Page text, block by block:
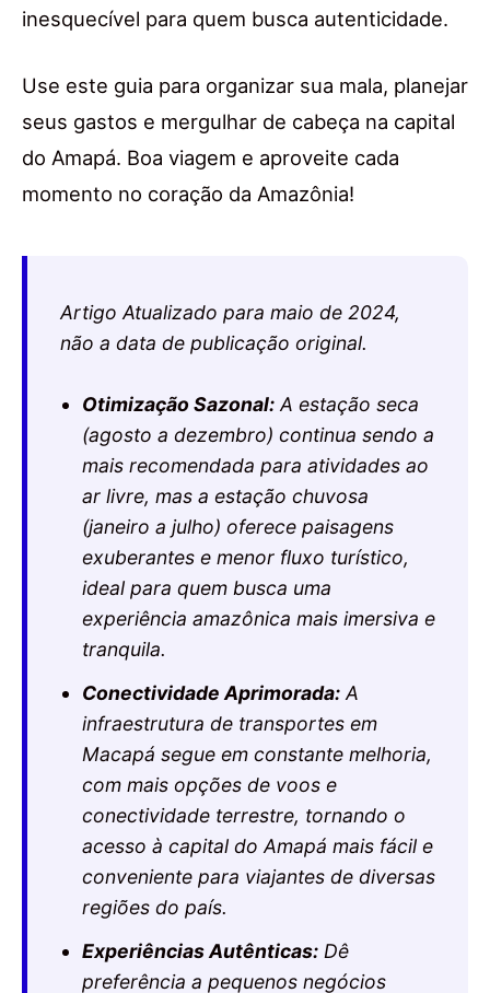
inesquecível para quem busca autenticidade.
Use este guia para organizar sua mala, planejar
seus gastos e mergulhar de cabeça na capital
do Amapá. Boa viagem e aproveite cada
momento no coração da Amazônia!
Artigo Atualizado para maio de 2024,
não a data de publicação original.
Otimização Sazonal: A estação seca
(agosto a dezembro) continua sendo a
mais recomendada para atividades ao
ar livre, mas a estação chuvosa
(janeiro a julho) oferece paisagens
exuberantes e menor fluxo turístico,
ideal para quem busca uma
experiência amazônica mais imersiva e
tranquila.
Conectividade Aprimorada: A
infraestrutura de transportes em
Macapá segue em constante melhoria,
com mais opções de voos e
conectividade terrestre, tornando o
acesso à capital do Amapá mais fácil e
conveniente para viajantes de diversas
regiões do país.
Experiências Autênticas: Dê
preferência a pequenos negócios